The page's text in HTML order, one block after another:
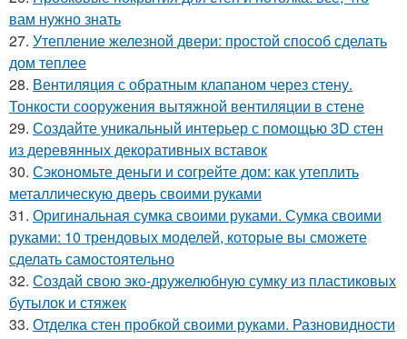
вам нужно знать
27. Утепление железной двери: простой способ сделать
дом теплее
28. Вентиляция с обратным клапаном через стену.
Тонкости сооружения вытяжной вентиляции в стене
29. Создайте уникальный интерьер с помощью 3D стен
из деревянных декоративных вставок
30. Сэкономьте деньги и согрейте дом: как утеплить
металлическую дверь своими руками
31. Оригинальная сумка своими руками. Сумка своими
руками: 10 трендовых моделей, которые вы сможете
сделать самостоятельно
32. Создай свою эко-дружелюбную сумку из пластиковых
бутылок и стяжек
33. Отделка стен пробкой своими руками. Разновидности